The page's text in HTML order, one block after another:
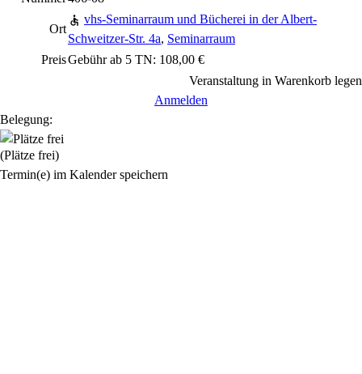
Ort
vhs-Seminarraum und Bücherei in der Albert-
Schweitzer-Str. 4a, Seminarraum
PreisGebühr ab 5 TN: 108,00 €
Veranstaltung in Warenkorb legen
Anmelden
Belegung:
(Plätze frei)
Termin(e) im Kalender speichern